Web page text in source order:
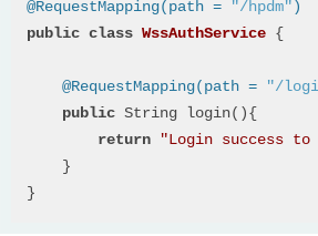
@RequestMapping(path = "/hpdm")
public class WssAuthService {
@RequestMapping(path = "/
public String login(){
return
"Login success to
    }